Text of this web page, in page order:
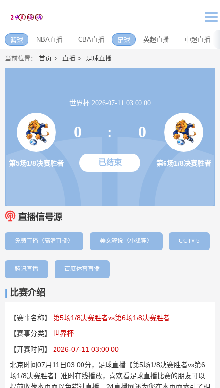
篮球 NBA直播 CBA直播 足球 英超直播 中超直播
当前位置： 首页 直播 足球直播
世界杯 2026-07-11 03:00:00
第5场1/8决赛胜者
0 : 0
已结束 第6场1/8决赛胜者
免费直播（高清直播） 美女解说（小狐狸） CCTV-5
腾讯直播 百度体育直播
比赛介绍
【赛事名称】
第5场1/8决赛胜者vs第6场1/8决赛胜者
【赛事分类】
世界杯
【开赛时间】
2026-07-11 03:00:00
北京时间07月11日03:00分，足球直播【第5场1/8决赛胜者vs第6
场1/8决赛胜者】准时在线播放，喜欢看足球直播比赛的朋友可以